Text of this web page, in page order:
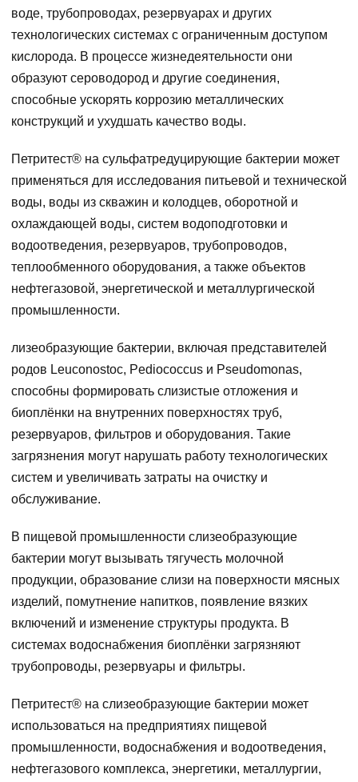
воде, трубопроводах, резервуарах и других
технологических системах с ограниченным доступом
кислорода. В процессе жизнедеятельности они
образуют сероводород и другие соединения,
способные ускорять коррозию металлических
конструкций и ухудшать качество воды.
Петритест® на сульфатредуцирующие бактерии может
применяться для исследования питьевой и технической
воды, воды из скважин и колодцев, оборотной и
охлаждающей воды, систем водоподготовки и
водоотведения, резервуаров, трубопроводов,
теплообменного оборудования, а также объектов
нефтегазовой, энергетической и металлургической
промышленности.
лизеобразующие бактерии, включая представителей
родов Leuconostoc, Pediococcus и Pseudomonas,
способны формировать слизистые отложения и
биоплёнки на внутренних поверхностях труб,
резервуаров, фильтров и оборудования. Такие
загрязнения могут нарушать работу технологических
систем и увеличивать затраты на очистку и
обслуживание.
В пищевой промышленности слизеобразующие
бактерии могут вызывать тягучесть молочной
продукции, образование слизи на поверхности мясных
изделий, помутнение напитков, появление вязких
включений и изменение структуры продукта. В
системах водоснабжения биоплёнки загрязняют
трубопроводы, резервуары и фильтры.
Петритест® на слизеобразующие бактерии может
использоваться на предприятиях пищевой
промышленности, водоснабжения и водоотведения,
нефтегазового комплекса, энергетики, металлургии,